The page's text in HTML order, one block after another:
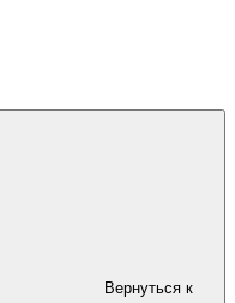
Вернуться к